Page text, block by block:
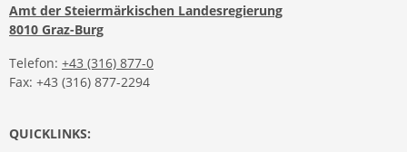
Amt der Steiermärkischen Landesregierung
8010 Graz-Burg
Telefon: +43 (316) 877-0
Fax: +43 (316) 877-2294
QUICKLINKS: